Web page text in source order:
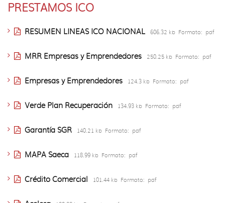
PRESTAMOS ICO
RESUMEN LINEAS ICO NACIONAL 606.32 kb Formato: pdf
MRR Empresas y Emprendedores 250.25 kb Formato: pdf
Empresas y Emprendedores 124.3 kb Formato: pdf
Verde Plan Recuperación 134.93 kb Formato: pdf
Garantía SGR 140.21 kb Formato: pdf
MAPA Saeca 118.99 kb Formato: pdf
Crédito Comercial 101.44 kb Formato: pdf